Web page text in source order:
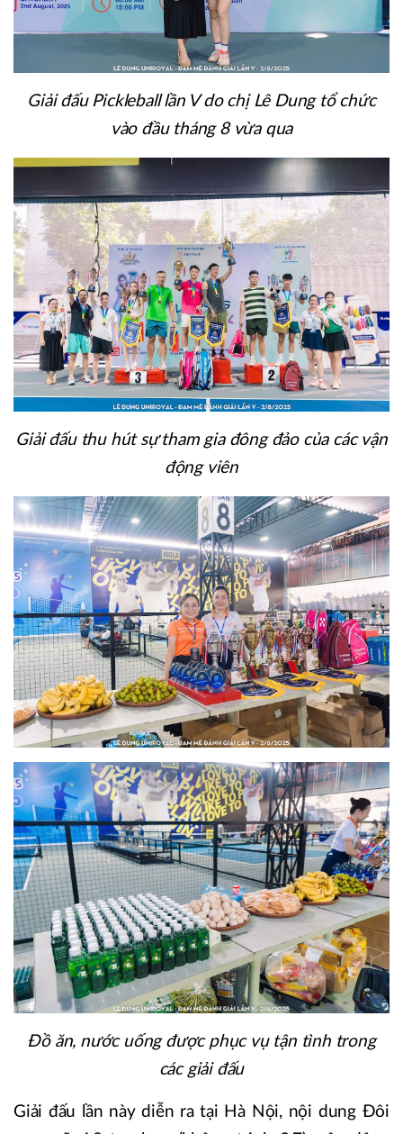
Giải đấu Pickleball lần V do chị Lê Dung tổ chức
vào đầu tháng 8 vừa qua
Giải đấu thu hút sự tham gia đông đảo của các vận
động viên
Đồ ăn, nước uống được phục vụ tận tình trong
các giải đấu
Giải đấu lần này diễn ra tại Hà Nội, nội dung Đôi